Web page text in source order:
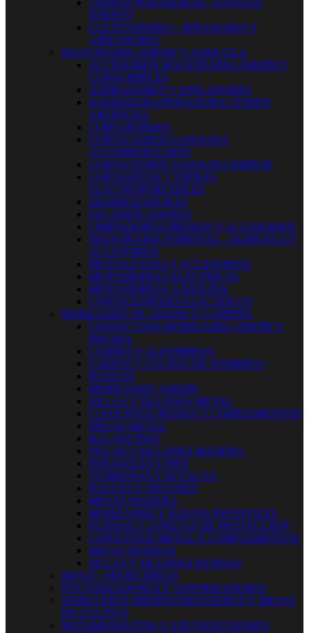
TIJERAS PODADORAS - NAVAJAS
INJERTO
CULTIVADORES - BINADORES Y
AIREADORES
MAQUINARIA JARDIN Y AGRICOLA
ACCESORIOS MAQUINARIA JARDIN Y
CONSUMIBLES
ASPIRADORES Y SOPLADORES
BARREDORA PEINADORA CESPED
ARTIFICIAL
CORTABORDES
CORTACESPED GASOLINA
AUTOPROPULSION
CORTACESPED GASOLINA EMPUJE
CORTASETOS Y TIJERAS
ELECTROPORTATILES
DESBROZADORAS
ESCARIFICADORES
LIMPIADORES PRESION Y ACCESORIOS
MAQUINARIA FORESTAL - AGRICOLA Y
ACCESORIOS
MOTOAZADAS Y ACCESORIOS
MOTOSIERRAS ELECTRICAS
MOTOSIERRAS GASOLINA
CORTACESPEDES ELECTRICOS
MOBILIARIO DE JARDIN Y CAMPING
CONFECCION MOBILIARIO JARDÍN Y
PISCINA
COJINES Y ALFOMBRAS
CARPAS Y TOLDOS DE SOMBREO
BANCOS
MOBILIARIO JARDIN
SILLAS Y SILLONES METAL
CONJUNTOS RESINA Y COMPLEMENTOS
MESAS METAL
BALANCINES
SILLAS Y SILLONES MADERA
PARASOLES Y PIES
TUMBONAS Y BUTACAS
BAULES Y ARCONES
MESAS MADERA
MOBILIARIO Y JUEGOS INFANTILES
FUNDAS Y LONETAS DE PROTECCIÓN
CONJUNTOS METAL Y COMPLEMENTOS
MESAS RESINAS
SILLAS Y SILLONES RESINAS
RIEGO - MICRO RIEGO
PULVERIZADORES Y VAPORIZADORES
SEMILLEROS MINIINVERNADEROS Y MESAS
DE CULTIVO
MATAMOSQUITOS Y AHUYENTADORES